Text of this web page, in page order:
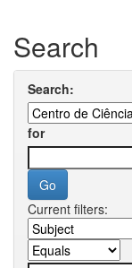
Search
Search:
for
Current filters: